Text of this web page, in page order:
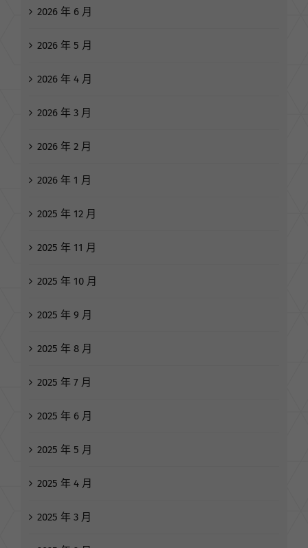
2026 年 6 月
2026 年 5 月
2026 年 4 月
2026 年 3 月
2026 年 2 月
2026 年 1 月
2025 年 12 月
2025 年 11 月
2025 年 10 月
2025 年 9 月
2025 年 8 月
2025 年 7 月
2025 年 6 月
2025 年 5 月
2025 年 4 月
2025 年 3 月